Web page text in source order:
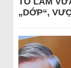
„DỚP“,